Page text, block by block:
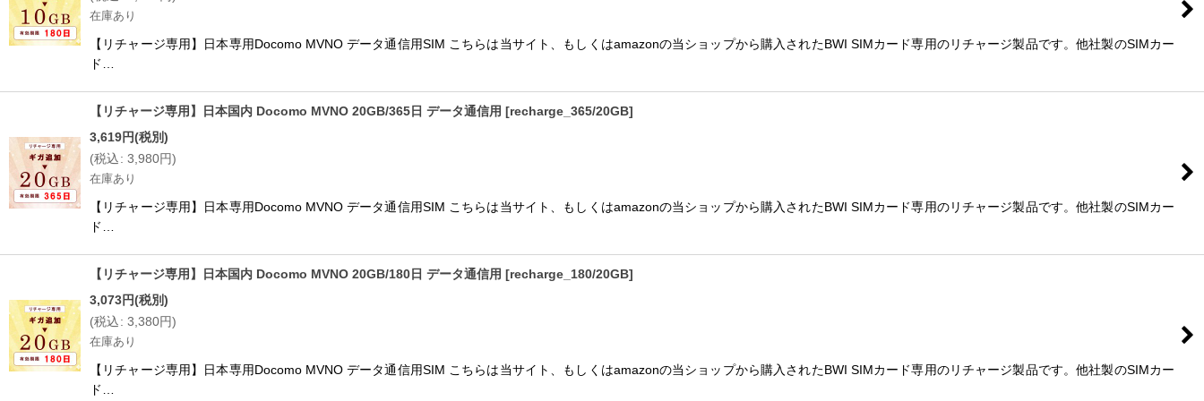
在庫あり
【リチャージ専用】日本専用Docomo MVNO データ通信用SIM こちらは当サイト、もしくはamazonの当ショップから購入されたBWI SIMカード専用のリチャージ製品です。他社製のSIMカー
ド…
【リチャージ専用】日本国内 Docomo MVNO 20GB/365日 データ通信用 [recharge_365/20GB]
3,619円(税別)
(税込: 3,980円)
在庫あり
【リチャージ専用】日本専用Docomo MVNO データ通信用SIM こちらは当サイト、もしくはamazonの当ショップから購入されたBWI SIMカード専用のリチャージ製品です。他社製のSIMカー
ド…
【リチャージ専用】日本国内 Docomo MVNO 20GB/180日 データ通信用 [recharge_180/20GB]
3,073円(税別)
(税込: 3,380円)
在庫あり
【リチャージ専用】日本専用Docomo MVNO データ通信用SIM こちらは当サイト、もしくはamazonの当ショップから購入されたBWI SIMカード専用のリチャージ製品です。他社製のSIMカー
ド…